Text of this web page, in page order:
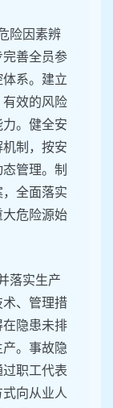
险因素辨
善全员参
系。建立
效的风险
。健全安
制，按安
管理。制
全面落实
危险源始
落实生产
、管理措
隐患未排
。事故隐
职工代表
向从业人